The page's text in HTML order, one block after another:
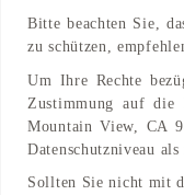
Bitte beachten Sie,
zu schützen,
Um Ihre Rechte
Zustimmung auf die
Mountain View, CA
Datenschutzniveau
Sollten Sie nicht mit